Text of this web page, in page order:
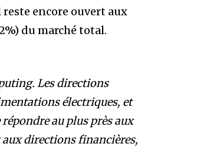
reste encore ouvert aux
du marché total.
Les directions
électriques, et
au plus près aux
directions financières,